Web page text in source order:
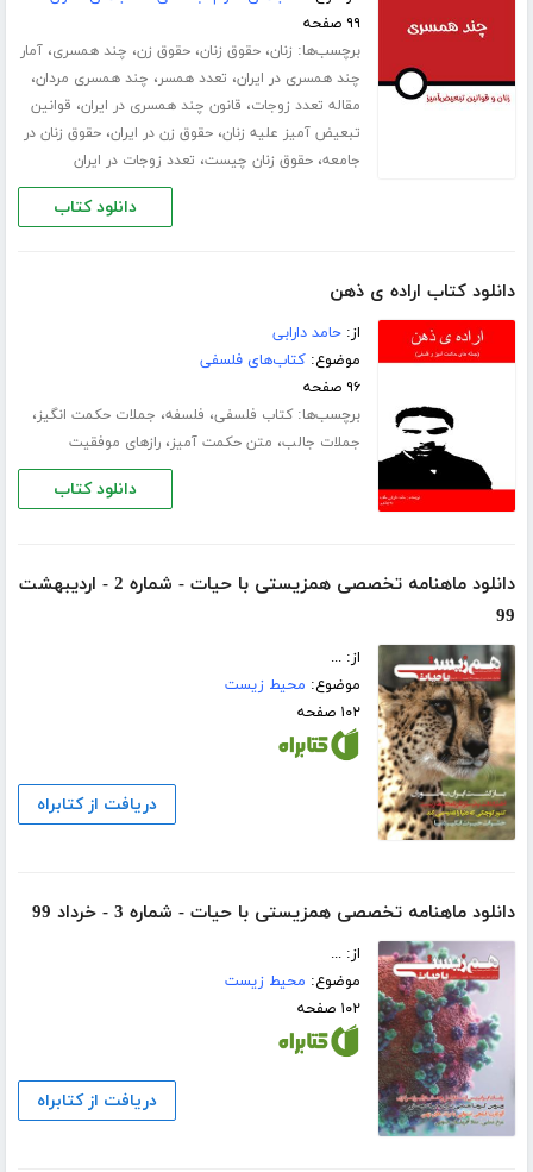
۹۹ صفحه
برچسب‌ها: زنان،حقوق زنان،حقوق زن، چند همسری،آمار
چند همسری در ایران، تعدد همسر، چند همسری مردان،
مقاله تعدد زوجات، قانون چند همسری در ایران، قوانین
تبعیض آمیز علیه زنان،حقوق زن در ایران،حقوق زنان در
جامعه،حقوق زنان چیست، تعدد زوجات در ایران
دانلود کتاب
دانلود کتاب اراده ی ذهن
از:حامد دارابی
موضوع:کتاب‌های فلسفی
۹۶ صفحه
برچسب‌ها:کتاب فلسفی، فلسفه، جملات حکمت انگیز،
جملات جالب، متن حکمت آمیز،رازهای موفقیت
دانلود کتاب
دانلود ماهنامه تخصصی همزیستی با حیات - شماره 2 - اردیبهشت
99
از: ...
موضوع: محیط زیست
۱۰۲ صفحه
دریافت از کتابراه
دانلود ماهنامه تخصصی همزیستی با حیات - شماره 3 - خرداد 99
از: ...
موضوع: محیط زیست
۱۰۲ صفحه
دریافت از کتابراه